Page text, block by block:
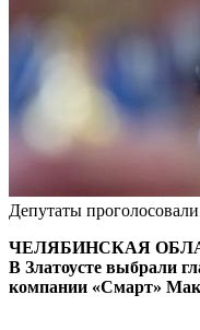
Депутаты
ЧЕЛЯБИНСКАЯ
В Златоусте выбрали
компании «Смарт»